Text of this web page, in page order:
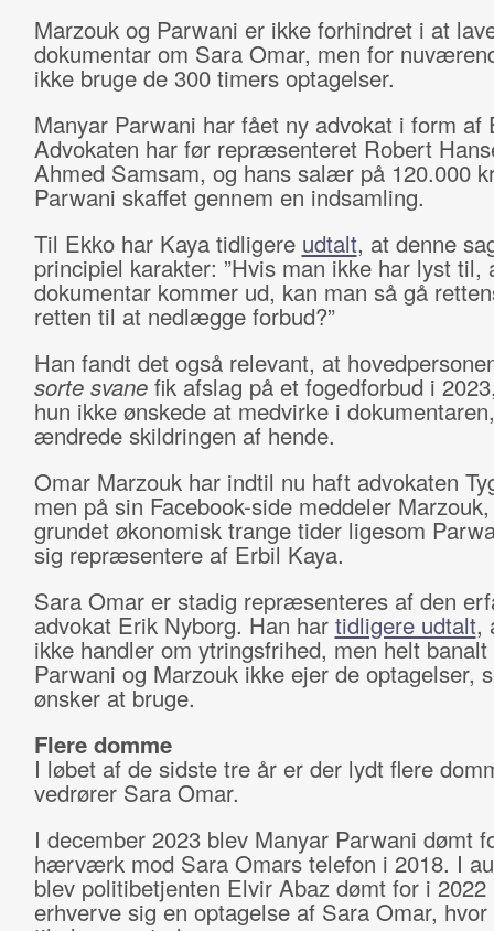
Marzouk og Parwani er ikke forhindret i at
dokumentar om Sara Omar, men for
ikke bruge de 300 timers optagelser.
Manyar Parwani har fået ny advokat i form af
Advokaten har før repræsenteret Robert
Ahmed Samsam, og hans salær på 120.000
Parwani skaffet gennem en indsamling.
Til Ekko har Kaya tidligere udtalt, at denne
principiel karakter: ”Hvis man ikke har lyst til,
dokumentar kommer ud, kan man så gå
retten til at nedlægge forbud?”
Han fandt det også relevant, at
sorte svane fik afslag på et fogedforbud i
hun ikke ønskede at medvirke i
ændrede skildringen af hende.
Omar Marzouk har indtil nu haft advokaten
men på sin Facebook-side meddeler
grundet økonomisk trange tider ligesom
sig repræsentere af Erbil Kaya.
Sara Omar er stadig repræsenteres af den
advokat Erik Nyborg. Han har tidligere udtalt,
ikke handler om ytringsfrihed, men helt
Parwani og Marzouk ikke ejer de optagelser,
ønsker at bruge.
Flere domme
I løbet af de sidste tre år er der lydt flere
vedrører Sara Omar.
I december 2023 blev Manyar Parwani dømt
hærværk mod Sara Omars telefon i 2018. I
blev politibetjenten Elvir Abaz dømt for i
erhverve sig en optagelse af Sara Omar,